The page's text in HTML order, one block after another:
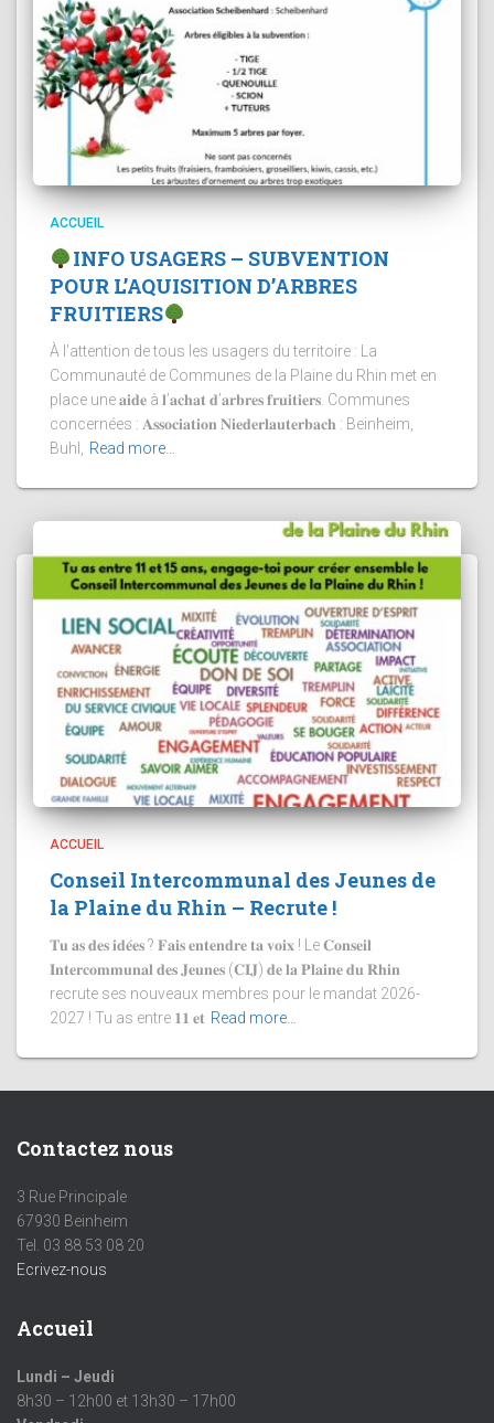
ACCUEIL
INFO USAGERS – SUBVENTION
POUR L’AQUISITION D’ARBRES
FRUITIERS
À l’attention de tous les usagers du territoire : La
Communauté de Communes de la Plaine du Rhin met en
place une 𝐚𝐢𝐝𝐞 à 𝐥’𝐚𝐜𝐡𝐚𝐭 𝐝’𝐚𝐫𝐛𝐫𝐞𝐬 𝐟𝐫𝐮𝐢𝐭𝐢𝐞𝐫𝐬. Communes
concernées : 𝐀𝐬𝐬𝐨𝐜𝐢𝐚𝐭𝐢𝐨𝐧 𝐍𝐢𝐞𝐝𝐞𝐫𝐥𝐚𝐮𝐭𝐞𝐫𝐛𝐚𝐜𝐡 : Beinheim,
Buhl, Read more…
ACCUEIL
Conseil Intercommunal des Jeunes de
la Plaine du Rhin – Recrute !
𝐓𝐮 𝐚𝐬 𝐝𝐞𝐬 𝐢𝐝𝐞́𝐞𝐬 ? 𝐅𝐚𝐢𝐬 𝐞𝐧𝐭𝐞𝐧𝐝𝐫𝐞 𝐭𝐚 𝐯𝐨𝐢𝐱 ! Le 𝐂𝐨𝐧𝐬𝐞𝐢𝐥
𝐈𝐧𝐭𝐞𝐫𝐜𝐨𝐦𝐦𝐮𝐧𝐚𝐥 𝐝𝐞𝐬 𝐉𝐞𝐮𝐧𝐞𝐬 (𝐂𝐈𝐉) 𝐝𝐞 𝐥𝐚 𝐏𝐥𝐚𝐢𝐧𝐞 𝐝𝐮 𝐑𝐡𝐢𝐧
recrute ses nouveaux membres pour le mandat 2026-
2027 ! Tu as entre 𝟏𝟏 𝐞𝐭 Read more…
Contactez nous
3 Rue Principale
67930 Beinheim
Tel. 03 88 53 08 20
Ecrivez-nous
Accueil
Lundi – Jeudi
8h30 – 12h00 et 13h30 – 17h00